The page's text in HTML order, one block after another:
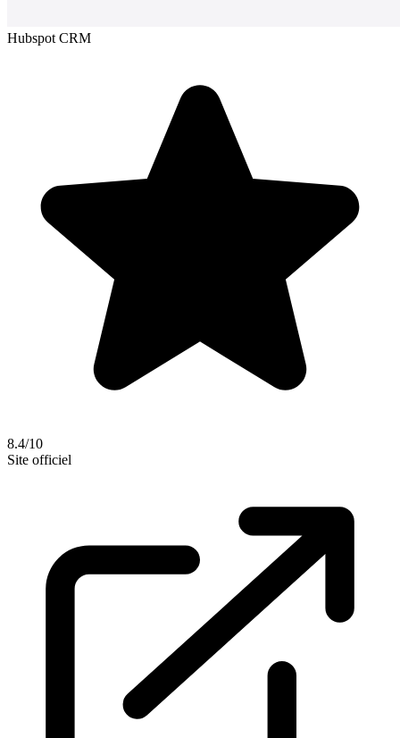
Hubspot CRM
8.4/10
Site officiel